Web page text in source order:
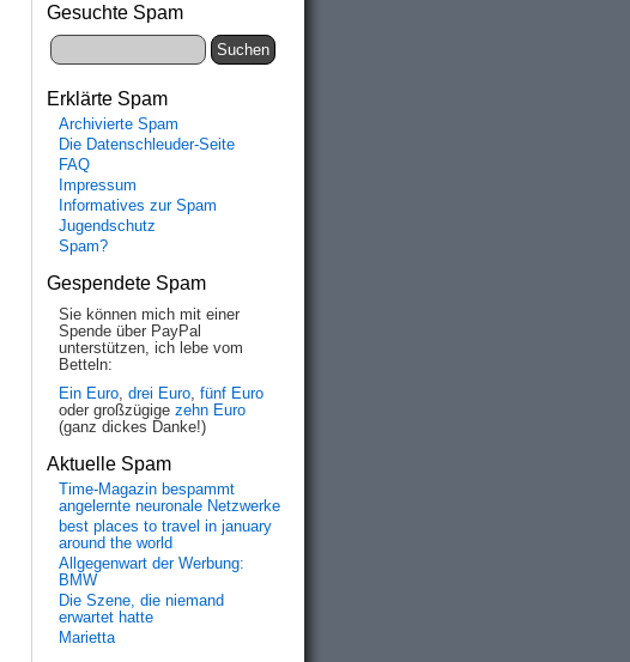
Gesuchte Spam
Erklärte Spam
Archivierte Spam
Die Datenschleuder-Seite
FAQ
Impressum
Informatives zur Spam
Jugendschutz
Spam?
Gespendete Spam
Sie können mich mit einer
Spende über PayPal
unterstützen, ich lebe vom
Betteln:
Ein Euro, drei Euro, fünf Euro
oder großzügige zehn Euro
(ganz dickes Danke!)
Aktuelle Spam
Time-Magazin bespammt
angelernte neuronale Netzwerke
best places to travel in january
around the world
Allgegenwart der Werbung:
BMW
Die Szene, die niemand
erwartet hatte
Marietta